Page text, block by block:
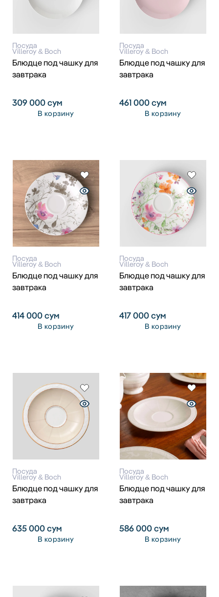
Посуда
Villeroy & Boch
Блюдце под чашку для
завтрака
309 000сум
В корзину
Посуда
Villeroy & Boch
Блюдце под чашку для
завтрака
461 000сум
В корзину
Посуда
Villeroy & Boch
Блюдце под чашку для
завтрака
414 000сум
В корзину
Посуда
Villeroy & Boch
Блюдце под чашку для
завтрака
417 000сум
В корзину
Посуда
Villeroy & Boch
Блюдце под чашку для
завтрака
635 000сум
В корзину
Посуда
Villeroy & Boch
Блюдце под чашку для
завтрака
586 000сум
В корзину